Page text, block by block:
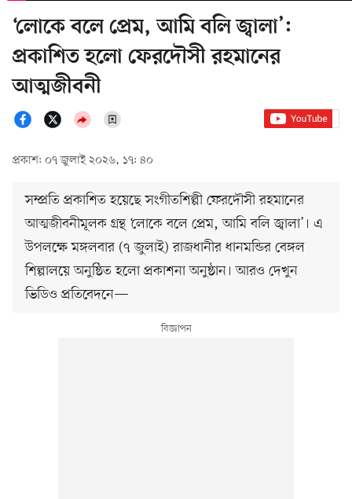
‘লোকে বলে প্রেম, আমি বলি জ্বালা’:
প্রকাশিত হলো ফেরদৌসী রহমানের
আত্মজীবনী
প্রকাশ: ০৭ জুলাই ২০২৬, ১৭: ৪০
সম্প্রতি প্রকাশিত হয়েছে সংগীতশিল্পী ফেরদৌসী রহমানের
আত্মজীবনীমূলক গ্রন্থ ‘লোকে বলে প্রেম, আমি বলি জ্বালা’। এ
উপলক্ষে মঙ্গলবার (৭ জুলাই) রাজধানীর ধানমন্ডির বেঙ্গল
শিল্পালয়ে অনুষ্ঠিত হলো প্রকাশনা অনুষ্ঠান। আরও দেখুন
ভিডিও প্রতিবেদনে—